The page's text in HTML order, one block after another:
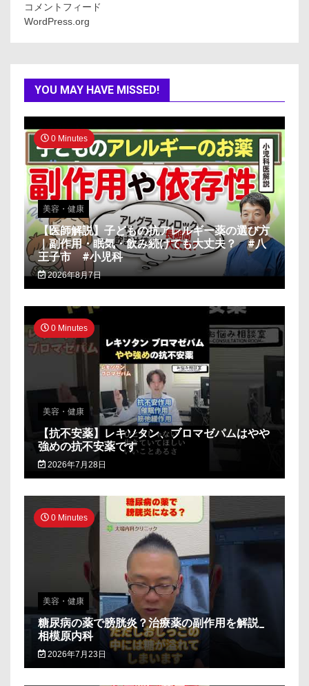
コメントフィード
WordPress.org
YOU MAY HAVE MISSED!
0 Minutes
美容・健康
【医師解説】子どもの抗アレルギー薬の選び方
｜副作用・眠気・飲み続けても大丈夫？ #八
王子市 #小児科
2026年8月7日
0 Minutes
美容・健康
【抗不安薬】レキソタン、ブロマゼパムはやや
強めの抗不安薬です
2026年7月28日
0 Minutes
美容・健康
糖尿病の薬で膀胱炎？治療薬の副作用を解説_
相模原内科
2026年7月23日